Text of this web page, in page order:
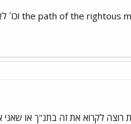
רוצה לקרוא את זה בתנ"ך או שאני